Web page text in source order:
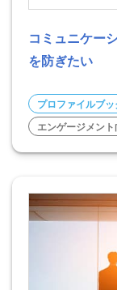
コミュニケー
を防ぎたい
プロファイルブッ
エンゲージメン